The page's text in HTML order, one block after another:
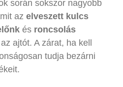
során sokszor nagyobb
az elveszett kulcs
és roncsolás
ajtót. A zárat, ha kell
tudja bezárni